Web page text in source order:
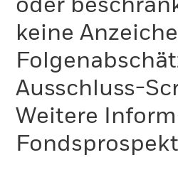
oder
keine
Ausschluss-
Weitere